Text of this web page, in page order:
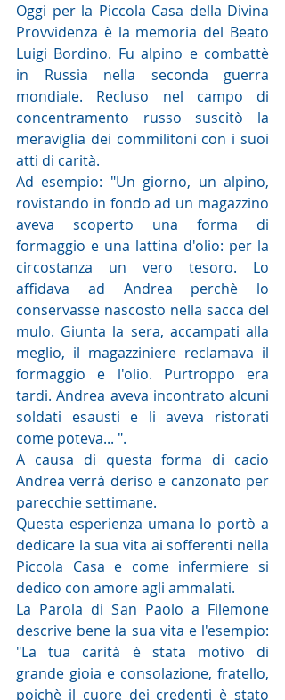
Oggi per la Piccola Casa della Divina
Provvidenza è la memoria del Beato
Luigi Bordino. Fu alpino e combattè
in Russia nella seconda guerra
mondiale. Recluso nel campo di
concentramento russo suscitò la
meraviglia dei commilitoni con i suoi
atti di carità.
Ad esempio: "Un giorno, un alpino,
rovistando in fondo ad un magazzino
aveva scoperto una forma di
formaggio e una lattina d'olio: per la
circostanza un vero tesoro. Lo
affidava ad Andrea perchè lo
conservasse nascosto nella sacca del
mulo. Giunta la sera, accampati alla
meglio, il magazziniere reclamava il
formaggio e l'olio. Purtroppo era
tardi. Andrea aveva incontrato alcuni
soldati esausti e li aveva ristorati
come poteva... ".
A causa di questa forma di cacio
Andrea verrà deriso e canzonato per
parecchie settimane.
Questa esperienza umana lo portò a
dedicare la sua vita ai sofferenti nella
Piccola Casa e come infermiere si
dedico con amore agli ammalati.
La Parola di San Paolo a Filemone
descrive bene la sua vita e l'esempio:
"La tua carità è stata motivo di
grande gioia e consolazione, fratello,
poichè il cuore dei credenti è stato